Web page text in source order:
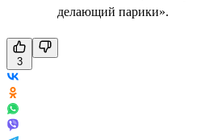
делающий парики».
3